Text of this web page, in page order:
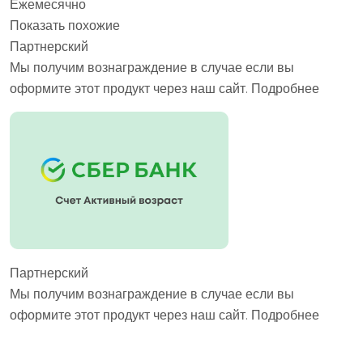
Ежемесячно
Показать похожие
Партнерский
Мы получим вознаграждение в случае если вы
оформите этот продукт через наш сайт. Подробнее
Партнерский
Мы получим вознаграждение в случае если вы
оформите этот продукт через наш сайт. Подробнее